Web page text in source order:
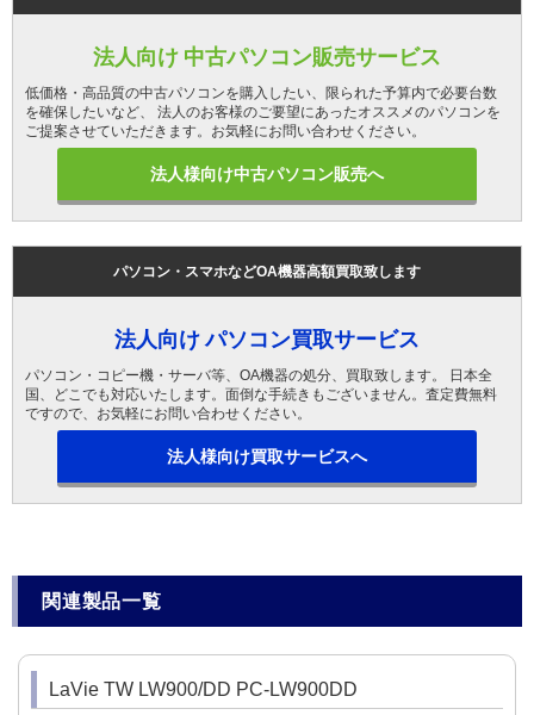
法人向け 中古パソコン販売サービス
低価格・高品質の中古パソコンを購入したい、限られた予算内で必要台数
を確保したいなど、 法人のお客様のご要望にあったオススメのパソコンを
ご提案させていただきます。お気軽にお問い合わせください。
法人様向け中古パソコン販売へ
パソコン・スマホなどOA機器高額買取致します
法人向け パソコン買取サービス
パソコン・コピー機・サーバ等、OA機器の処分、買取致します。 日本全
国、どこでも対応いたします。面倒な手続きもございません。査定費無料
ですので、お気軽にお問い合わせください。
法人様向け買取サービスへ
関連製品一覧
LaVie TW LW900/DD PC-LW900DD